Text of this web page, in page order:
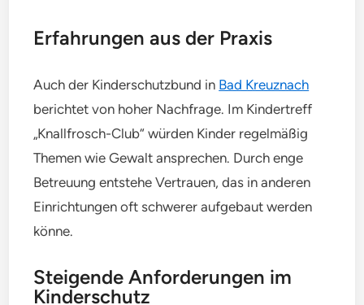
Erfahrungen aus der Praxis
Auch der Kinderschutzbund in Bad Kreuznach
berichtet von hoher Nachfrage. Im Kindertreff
„Knallfrosch-Club“ würden Kinder regelmäßig
Themen wie Gewalt ansprechen. Durch enge
Betreuung entstehe Vertrauen, das in anderen
Einrichtungen oft schwerer aufgebaut werden
könne.
Steigende Anforderungen im
Kinderschutz